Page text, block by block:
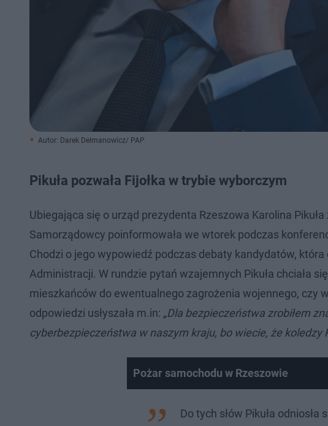
Autor: Darek Delmanowicz/ PAP
Pikuła pozwała Fijołka w trybie wyborczym
Ubiegająca się o urząd prezydenta Rzeszowa Karolina
Samorządowcy poinformowała we wtorek podczas
Chodzi o jego wypowiedź podczas debaty kandydatów,
Administracji. W rundzie pytań wzajemnych Pikuła chciała
mieszkańców do ewentualnego zagrożenia wojennego, czy
odpowiedzi usłyszała m.in: „Dla bezpieczeństwa zrobiłem
cyberbezpieczeństwa w naszym kraju, bo wiecie, że koledzy
Pożar samochodu w Rzeszowie
Do tych słów Pikuła